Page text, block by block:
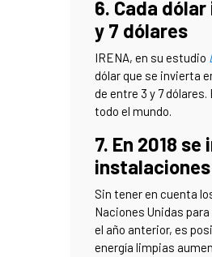
6. Cada
y 7 dólares
IRENA, en su estudio
dólar que se invierta
de entre 3 y 7
todo el mundo.
7. En 2018
Sin tener en cuenta
Naciones Unidas
el año anterior, es
energía limpias